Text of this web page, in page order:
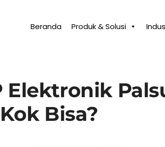
Beranda Produk & Solusi
Elektronik
Kok Bisa?